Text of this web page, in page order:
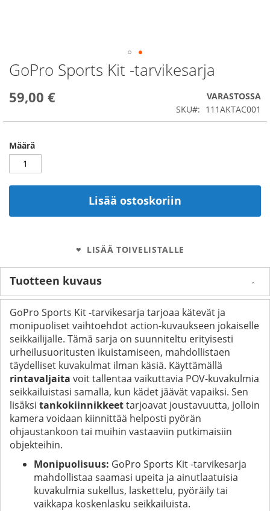
GoPro Sports Kit -tarvikesarja
59,00 €
VARASTOSSA
SKU
111AKTAC001
Määrä
Lisää ostoskoriin
LISÄÄ TOIVELISTALLE
Skip
to
beginning
the
gallery
Tuotteen kuvaus
GoPro Sports Kit -tarvikesarja tarjoaa kätevät ja
monipuoliset vaihtoehdot action-kuvaukseen jokaiselle
seikkailijalle. Tämä sarja on suunniteltu erityisesti
urheilusuoritusten ikuistamiseen, mahdollistaen
täydelliset kuvakulmat ilman käsiä. Käyttämällä
rintavaljaita voit tallentaa vaikuttavia POV-kuvakulmia
seikkailuistasi samalla, kun kädet jäävät vapaiksi. Sen
lisäksi tankokiinnikkeettarjoavat joustavuutta, jolloin
kamera voidaan kiinnittää helposti pyörän
ohjaustankoon tai muihin vastaaviin putkimaisiin
objekteihin.
Monipuolisuus: GoPro Sports Kit -tarvikesarja
mahdollistaa saamasi upeita ja ainutlaatuisia
kuvakulmia sukellus, laskettelu, pyöräily tai
vaikkapa koskenlasku seikkailuista.